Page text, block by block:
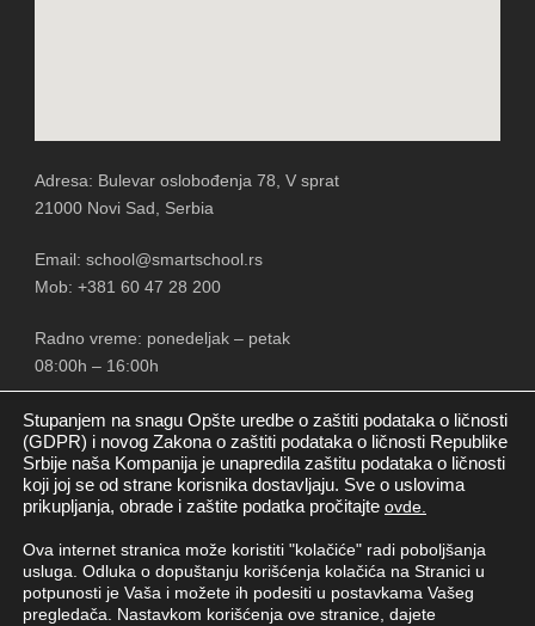
Adresa: Bulevar oslobođenja 78, V sprat
21000 Novi Sad, Serbia
Email: school@smartschool.rs
Mob: +381 60 47 28 200
Radno vreme: ponedeljak – petak
08:00h – 16:00h
PRATITE NAS
Stupanjem na snagu Opšte uredbe o zaštiti podataka o ličnosti
(GDPR) i novog Zakona o zaštiti podataka o ličnosti Republike
Srbije naša Kompanija je unapredila zaštitu podataka o ličnosti
koji joj se od strane korisnika dostavljaju. Sve o uslovima
prikupljanja, obrade i zaštite podatka pročitajte ovde.
Ova internet stranica može koristiti "kolačiće" radi poboljšanja
usluga. Odluka o dopuštanju korišćenja kolačića na Stranici u
potpunosti je Vaša i možete ih podesiti u postavkama Vašeg
pregledača. Nastavkom korišćenja ove stranice, dajete